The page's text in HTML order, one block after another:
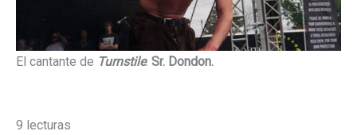
El cantante de Turnstile. Sr. Dondon.
9 lecturas